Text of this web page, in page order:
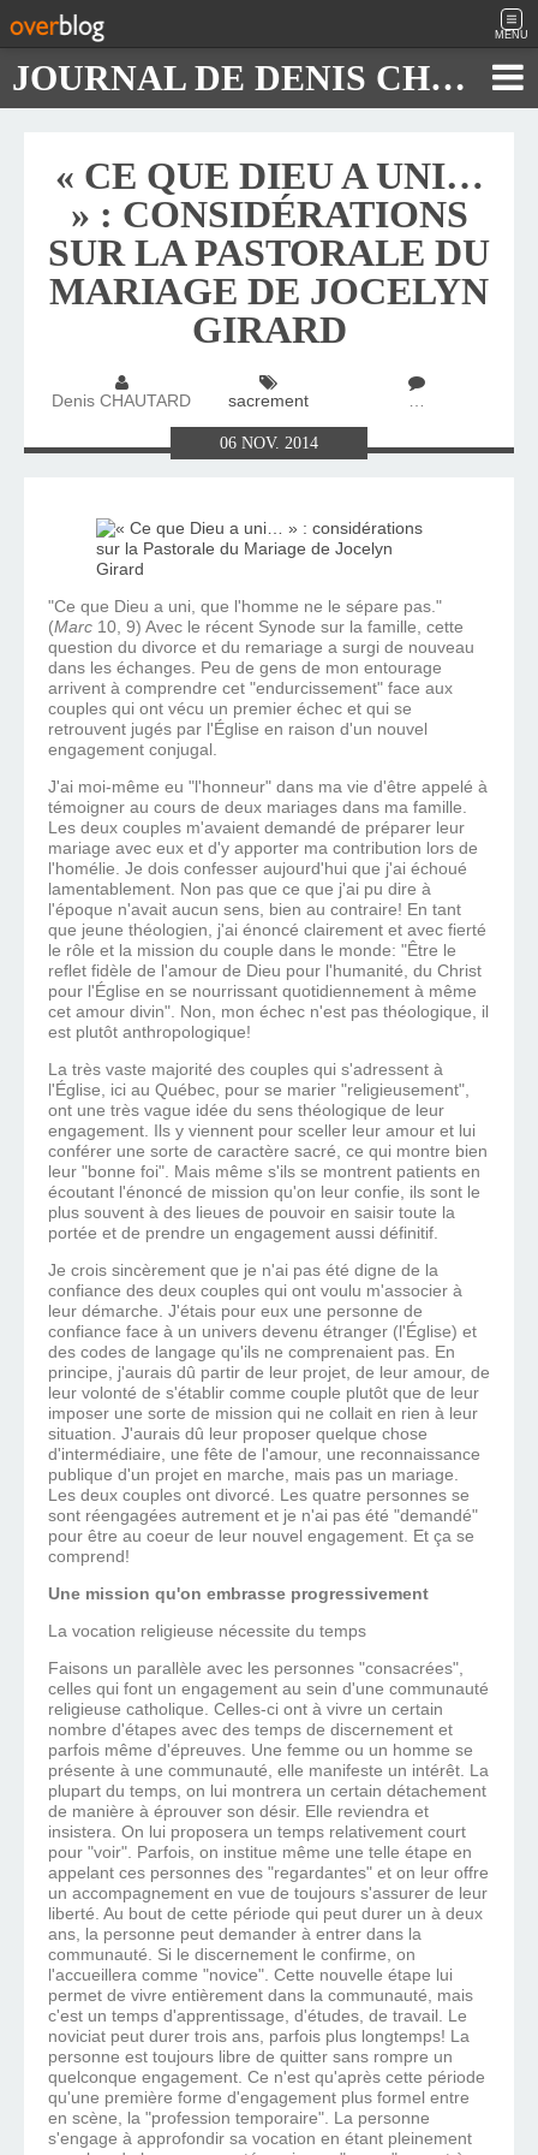
MENU
JOURNAL DE DENIS CHAUTARD
« CE QUE DIEU A UNI…
» : CONSIDÉRATIONS
SUR LA PASTORALE DU
MARIAGE DE JOCELYN
GIRARD
Denis CHAUTARD sacrement …
06 NOV. 2014
"Ce que Dieu a uni, que l'homme ne le sépare pas."
(Marc 10, 9) Avec le récent Synode sur la famille, cette
question du divorce et du remariage a surgi de nouveau
dans les échanges. Peu de gens de mon entourage
arrivent à comprendre cet "endurcissement" face aux
couples qui ont vécu un premier échec et qui se
retrouvent jugés par l'Église en raison d'un nouvel
engagement conjugal.
J'ai moi-même eu "l'honneur" dans ma vie d'être appelé à
témoigner au cours de deux mariages dans ma famille.
Les deux couples m'avaient demandé de préparer leur
mariage avec eux et d'y apporter ma contribution lors de
l'homélie. Je dois confesser aujourd'hui que j'ai échoué
lamentablement. Non pas que ce que j'ai pu dire à
l'époque n'avait aucun sens, bien au contraire! En tant
que jeune théologien, j'ai énoncé clairement et avec fierté
le rôle et la mission du couple dans le monde: "Être le
reflet fidèle de l'amour de Dieu pour l'humanité, du Christ
pour l'Église en se nourrissant quotidiennement à même
cet amour divin". Non, mon échec n'est pas théologique, il
est plutôt anthropologique!
La très vaste majorité des couples qui s'adressent à
l'Église, ici au Québec, pour se marier "religieusement",
ont une très vague idée du sens théologique de leur
engagement. Ils y viennent pour sceller leur amour et lui
conférer une sorte de caractère sacré, ce qui montre bien
leur "bonne foi". Mais même s'ils se montrent patients en
écoutant l'énoncé de mission qu'on leur confie, ils sont le
plus souvent à des lieues de pouvoir en saisir toute la
portée et de prendre un engagement aussi définitif.
Je crois sincèrement que je n'ai pas été digne de la
confiance des deux couples qui ont voulu m'associer à
leur démarche. J'étais pour eux une personne de
confiance face à un univers devenu étranger (l'Église) et
des codes de langage qu'ils ne comprenaient pas. En
principe, j'aurais dû partir de leur projet, de leur amour, de
leur volonté de s'établir comme couple plutôt que de leur
imposer une sorte de mission qui ne collait en rien à leur
situation. J'aurais dû leur proposer quelque chose
d'intermédiaire, une fête de l'amour, une reconnaissance
publique d'un projet en marche, mais pas un mariage.
Les deux couples ont divorcé. Les quatre personnes se
sont réengagées autrement et je n'ai pas été "demandé"
pour être au coeur de leur nouvel engagement. Et ça se
comprend!
Une mission qu'on embrasse progressivement
La vocation religieuse nécessite du temps
Faisons un parallèle avec les personnes "consacrées",
celles qui font un engagement au sein d'une communauté
religieuse catholique. Celles-ci ont à vivre un certain
nombre d'étapes avec des temps de discernement et
parfois même d'épreuves. Une femme ou un homme se
présente à une communauté, elle manifeste un intérêt. La
plupart du temps, on lui montrera un certain détachement
de manière à éprouver son désir. Elle reviendra et
insistera. On lui proposera un temps relativement court
pour "voir". Parfois, on institue même une telle étape en
appelant ces personnes des "regardantes" et on leur offre
un accompagnement en vue de toujours s'assurer de leur
liberté. Au bout de cette période qui peut durer un à deux
ans, la personne peut demander à entrer dans la
communauté. Si le discernement le confirme, on
l'accueillera comme "novice". Cette nouvelle étape lui
permet de vivre entièrement dans la communauté, mais
c'est un temps d'apprentissage, d'études, de travail. Le
noviciat peut durer trois ans, parfois plus longtemps! La
personne est toujours libre de quitter sans rompre un
quelconque engagement. Ce n'est qu'après cette période
qu'une première forme d'engagement plus formel entre
en scène, la "profession temporaire". La personne
s'engage à approfondir sa vocation en étant pleinement